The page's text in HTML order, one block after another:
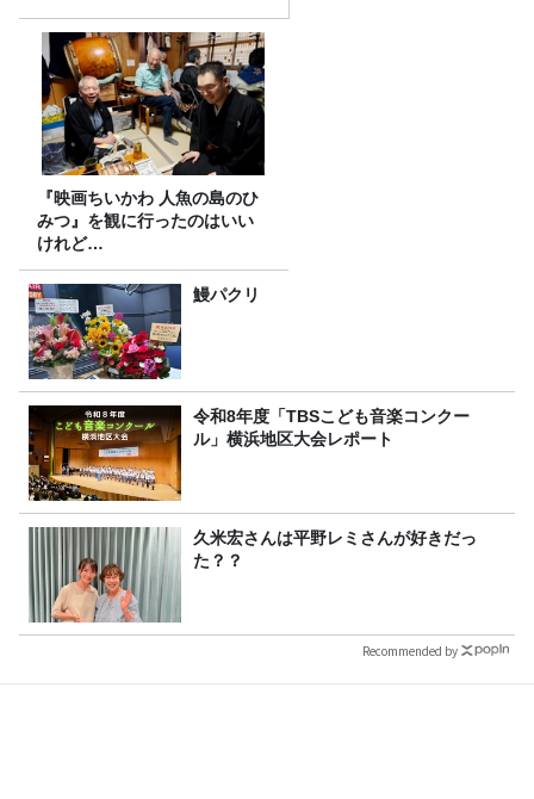
『映画ちいかわ 人魚の島のひ
みつ』を観に行ったのはいい
けれど…
鰻パクリ
令和8年度「TBSこども音楽コンクー
ル」横浜地区大会レポート
久米宏さんは平野レミさんが好きだっ
た？？
Recommended by